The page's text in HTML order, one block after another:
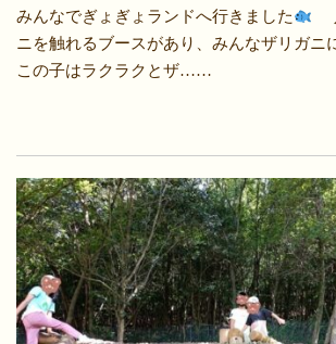
みんなでぎょぎょランドへ行きました
ニを触れるブースがあり、みんなザリガニ
この子はラクラクとザ……